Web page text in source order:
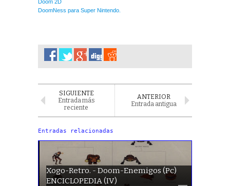
Doom 2D
DoomNess para Super Nintendo.
SIGUIENTE
Entrada más
reciente
ANTERIOR
Entrada antigua
Entradas relacionadas
Xogo-Retro. - Doom-Enemigos (Pc)
ENCICLOPEDIA (IV)